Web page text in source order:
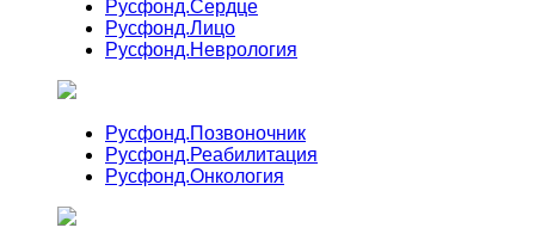
Русфонд.Сердце
Русфонд.Лицо
Русфонд.Неврология
Русфонд.Позвоночник
Русфонд.Реабилитация
Русфонд.Онкология